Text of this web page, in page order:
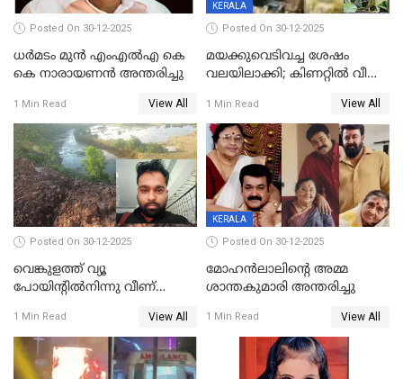
Posted On 30-12-2025
ധർമടം മുൻ എംഎല്‍എ കെ
കെ നാരായണന്‍ അന്തരിച്ചു
1 Min Read View All
KERALA
Posted On 30-12-2025
മയക്കുവെടിവച്ച ശേഷം
വലയിലാക്കി; കിണറ്റിൽ വീണ
1 Min Read View All
Posted On 30-12-2025
വെങ്കുളത്ത് വ്യൂ
പോയിന്റിൽനിന്നു വീണ്
1 Min Read View All
KERALA
Posted On 30-12-2025
മോഹന്‍ലാലിന്‍റെ അമ്മ
ശാന്തകുമാരി അന്തരിച്ചു
1 Min Read View All